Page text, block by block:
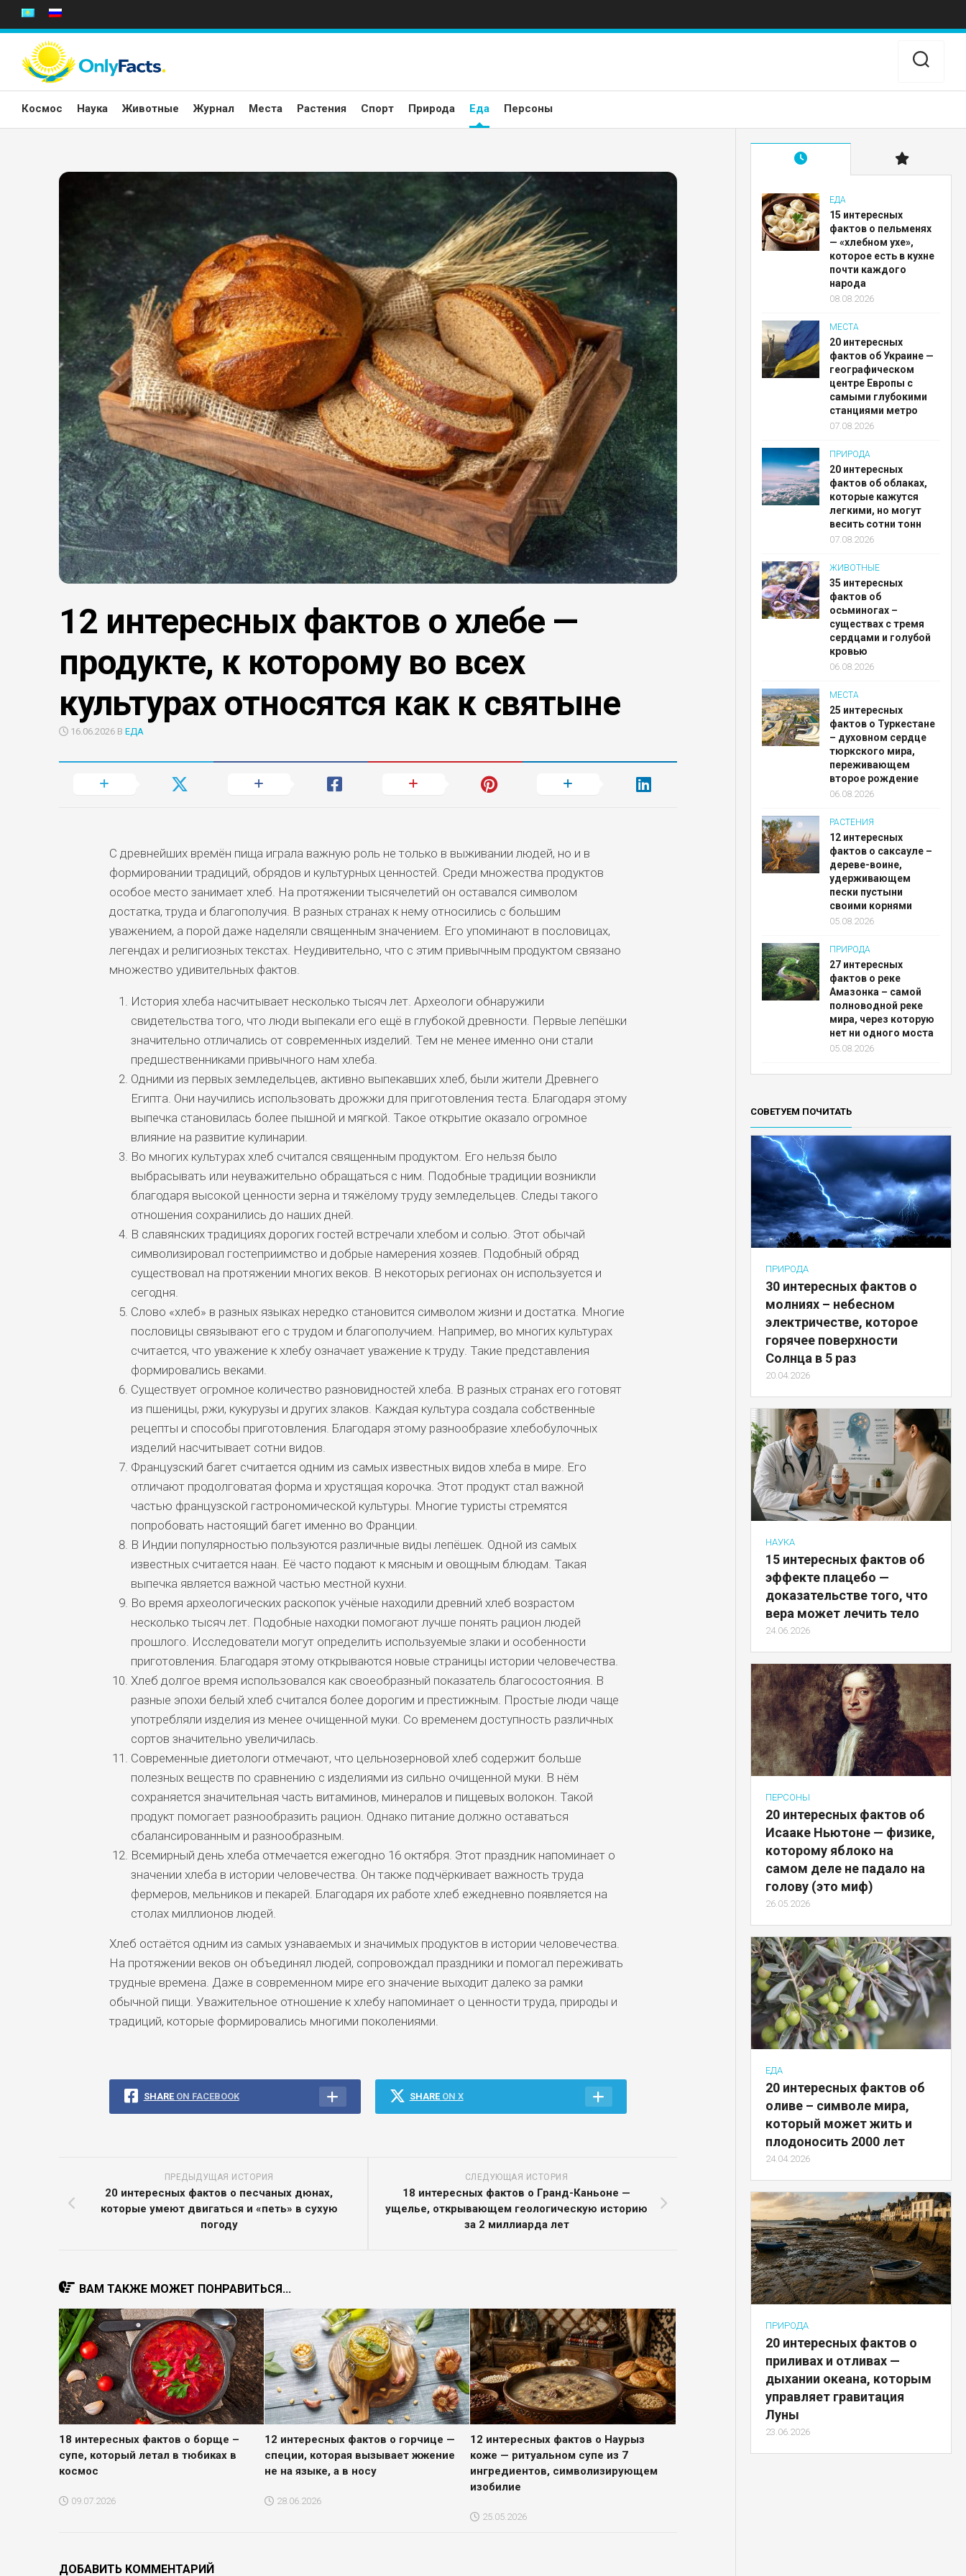
Перейти
содержанию
Космос Наука Животные Журнал Места Растения Спорт Природа Еда Персоны
12 интересных фактов о хлебе —
продукте, к которому во всех
культурах относятся как к святыне
16.06.2026 В ЕДА
С древнейших времён пища играла важную роль не только в выживании людей, но и в
формировании традиций, обрядов и культурных ценностей. Среди множества продуктов
особое место занимает хлеб. На протяжении тысячелетий он оставался символом
достатка, труда и благополучия. В разных странах к нему относились с большим
уважением, а порой даже наделяли священным значением. Его упоминают в пословицах,
легендах и религиозных текстах. Неудивительно, что с этим привычным продуктом связано
множество удивительных фактов.
История хлеба насчитывает несколько тысяч лет. Археологи обнаружили
свидетельства того, что люди выпекали его ещё в глубокой древности. Первые лепёшки
значительно отличались от современных изделий. Тем не менее именно они стали
предшественниками привычного нам хлеба.
Одними из первых земледельцев, активно выпекавших хлеб, были жители Древнего
Египта. Они научились использовать дрожжи для приготовления теста. Благодаря этому
выпечка становилась более пышной и мягкой. Такое открытие оказало огромное
влияние на развитие кулинарии.
Во многих культурах хлеб считался священным продуктом. Его нельзя было
выбрасывать или неуважительно обращаться с ним. Подобные традиции возникли
благодаря высокой ценности зерна и тяжёлому труду земледельцев. Следы такого
отношения сохранились до наших дней.
В славянских традициях дорогих гостей встречали хлебом и солью. Этот обычай
символизировал гостеприимство и добрые намерения хозяев. Подобный обряд
существовал на протяжении многих веков. В некоторых регионах он используется и
сегодня.
Слово «хлеб» в разных языках нередко становится символом жизни и достатка. Многие
пословицы связывают его с трудом и благополучием. Например, во многих культурах
считается, что уважение к хлебу означает уважение к труду. Такие представления
формировались веками.
Существует огромное количество разновидностей хлеба. В разных странах его готовят
из пшеницы, ржи, кукурузы и других злаков. Каждая культура создала собственные
рецепты и способы приготовления. Благодаря этому разнообразие хлебобулочных
изделий насчитывает сотни видов.
Французский багет считается одним из самых известных видов хлеба в мире. Его
отличают продолговатая форма и хрустящая корочка. Этот продукт стал важной
частью французской гастрономической культуры. Многие туристы стремятся
попробовать настоящий багет именно во Франции.
В Индии популярностью пользуются различные виды лепёшек. Одной из самых
известных считается наан. Её часто подают к мясным и овощным блюдам. Такая
выпечка является важной частью местной кухни.
Во время археологических раскопок учёные находили древний хлеб возрастом
несколько тысяч лет. Подобные находки помогают лучше понять рацион людей
прошлого. Исследователи могут определить используемые злаки и особенности
приготовления. Благодаря этому открываются новые страницы истории человечества.
Хлеб долгое время использовался как своеобразный показатель благосостояния. В
разные эпохи белый хлеб считался более дорогим и престижным. Простые люди чаще
употребляли изделия из менее очищенной муки. Со временем доступность различных
сортов значительно увеличилась.
Современные диетологи отмечают, что цельнозерновой хлеб содержит больше
полезных веществ по сравнению с изделиями из сильно очищенной муки. В нём
сохраняется значительная часть витаминов, минералов и пищевых волокон. Такой
продукт помогает разнообразить рацион. Однако питание должно оставаться
сбалансированным и разнообразным.
Всемирный день хлеба отмечается ежегодно 16 октября. Этот праздник напоминает о
значении хлеба в истории человечества. Он также подчёркивает важность труда
фермеров, мельников и пекарей. Благодаря их работе хлеб ежедневно появляется на
столах миллионов людей.
Хлеб остаётся одним из самых узнаваемых и значимых продуктов в истории человечества.
На протяжении веков он объединял людей, сопровождал праздники и помогал переживать
трудные времена. Даже в современном мире его значение выходит далеко за рамки
обычной пищи. Уважительное отношение к хлебу напоминает о ценности труда, природы и
традиций, которые формировались многими поколениями.
SHARE ON FACEBOOK SHARE ON X
СЛЕДУЮЩАЯ ИСТОРИЯ
18 интересных фактов о Гранд-Каньоне —
ущелье, открывающем геологическую историю
за 2 миллиарда лет
ПРЕДЫДУЩАЯ ИСТОРИЯ
20 интересных фактов о песчаных дюнах,
которые умеют двигаться и «петь» в сухую
погоду
ВАМ ТАКЖЕ МОЖЕТ ПОНРАВИТЬСЯ...
18 интересных фактов о борще –
супе, который летал в тюбиках в
космос
09.07.2026
12 интересных фактов о горчице —
специи, которая вызывает жжение
не на языке, а в носу
28.06.2026
12 интересных фактов о Наурыз
коже — ритуальном супе из 7
ингредиентов, символизирующем
изобилие
25.05.2026
ДОБАВИТЬ КОММЕНТАРИЙ
ЕДА
15 интересных
фактов о пельменях
— «хлебном ухе»,
которое есть в кухне
почти каждого
народа
08.08.2026
МЕСТА
20 интересных
фактов об Украине —
географическом
центре Европы с
самыми глубокими
станциями метро
07.08.2026
ПРИРОДА
20 интересных
фактов об облаках,
которые кажутся
легкими, но могут
весить сотни тонн
07.08.2026
ЖИВОТНЫЕ
35 интересных
фактов об
осьминогах –
существах с тремя
сердцами и голубой
кровью
06.08.2026
МЕСТА
25 интересных
фактов о Туркестане
– духовном сердце
тюркского мира,
переживающем
второе рождение
06.08.2026
РАСТЕНИЯ
12 интересных
фактов о саксауле –
дереве-воине,
удерживающем
пески пустыни
своими корнями
05.08.2026
ПРИРОДА
27 интересных
фактов о реке
Амазонка – самой
полноводной реке
мира, через которую
нет ни одного моста
05.08.2026
СОВЕТУЕМ ПОЧИТАТЬ
ПРИРОДА
30 интересных фактов о
молниях – небесном
электричестве, которое
горячее поверхности
Солнца в 5 раз
20.04.2026
НАУКА
15 интересных фактов об
эффекте плацебо —
доказательстве того, что
вера может лечить тело
24.06.2026
ПЕРСОНЫ
20 интересных фактов об
Исааке Ньютоне — физике,
которому яблоко на
самом деле не падало на
голову (это миф)
26.05.2026
ЕДА
20 интересных фактов об
оливе – символе мира,
который может жить и
плодоносить 2000 лет
24.04.2026
ПРИРОДА
20 интересных фактов о
приливах и отливах —
дыхании океана, которым
управляет гравитация
Луны
23.06.2026